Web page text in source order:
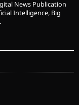
News Publication
Intelligence, Big